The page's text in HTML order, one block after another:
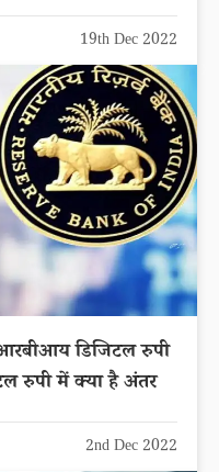
19th Dec 2022
डिजिटल रुपी
रुपी में क्या है अंतर
2nd Dec 2022